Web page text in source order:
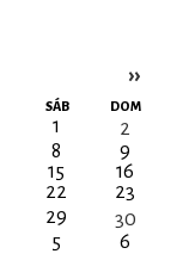
››
SÁB DOM
1
2
8
9
15
16
22
23
29
30
5 6